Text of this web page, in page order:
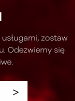
zostaw
Odezwiemy się